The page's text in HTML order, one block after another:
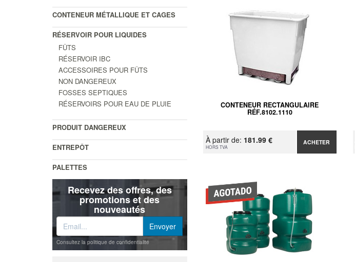
CONTENEUR MÉTALLIQUE ET CAGES
RÉSERVOIR POUR LIQUIDES
FÛTS
RÉSERVOIR IBC
ACCESSOIRES POUR FÛTS
NON DANGEREUX
FOSSES SEPTIQUES
RÉSERVOIRS POUR EAU DE PLUIE
PRODUIT DANGEREUX
ENTREPÔT
PALETTES
Recevez des offres, des
promotions et des
nouveautés
Consultez la politique de confidentialité
CONTENEUR RECTANGULAIRE
RÉF.8102.1110
À partir de: 181.99 €
HORS TVA
ACHETER